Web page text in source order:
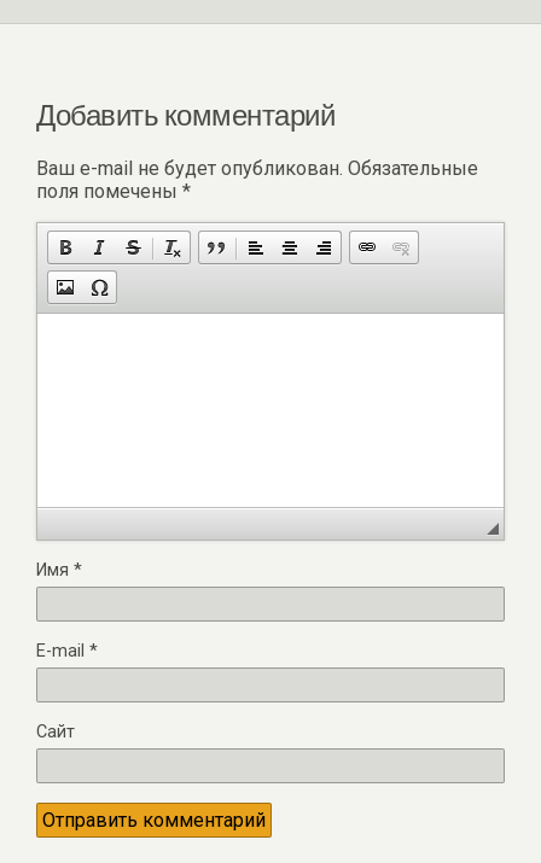
Добавить комментарий
Ваш e-mail не будет опубликован. Обязательные
поля помечены *
Имя *
E-mail *
Сайт